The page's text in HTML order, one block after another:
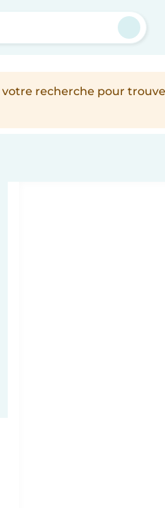
recherche pour